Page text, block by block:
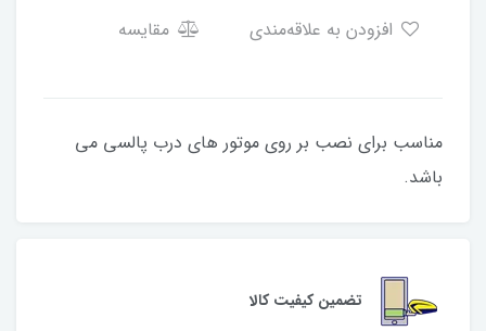
مقایسه
مناسب برای نصب بر روی موتور های درب پالسی می
باشد.
تضمین کیفیت کالا